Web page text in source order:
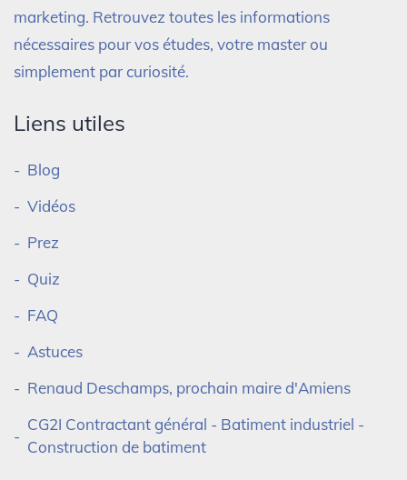
marketing. Retrouvez toutes les informations
nécessaires pour vos études, votre master ou
simplement par curiosité.
Liens utiles
Blog
Vidéos
Prez
Quiz
FAQ
Astuces
Renaud Deschamps, prochain maire d'Amiens
CG2I Contractant général - Batiment industriel -
Construction de batiment